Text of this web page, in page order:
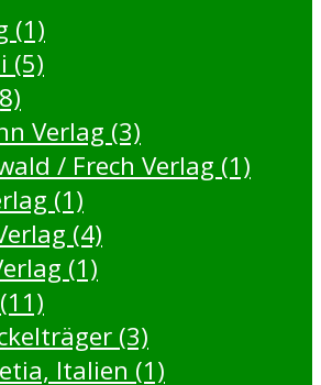
(1)
(5)
Verlag (3)
/ Frech Verlag (1)
(1)
(4)
(1)
(3)
Italien (1)